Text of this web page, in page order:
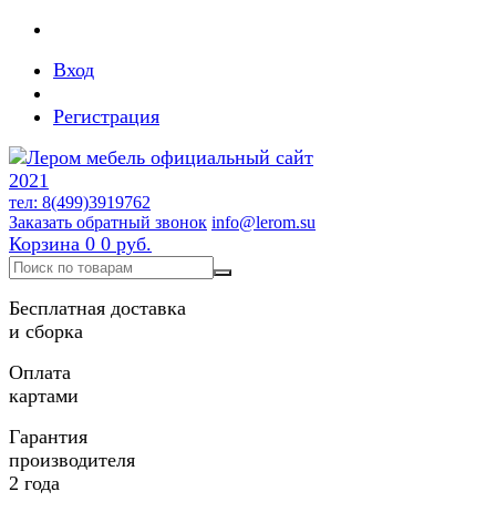
Вход
Регистрация
тел: 8(499)3919762
Заказать обратный звонок info@lerom.su
Корзина 0 0 руб.
Бесплатная доставка
и сборка
Оплата
картами
Гарантия
производителя
2 года